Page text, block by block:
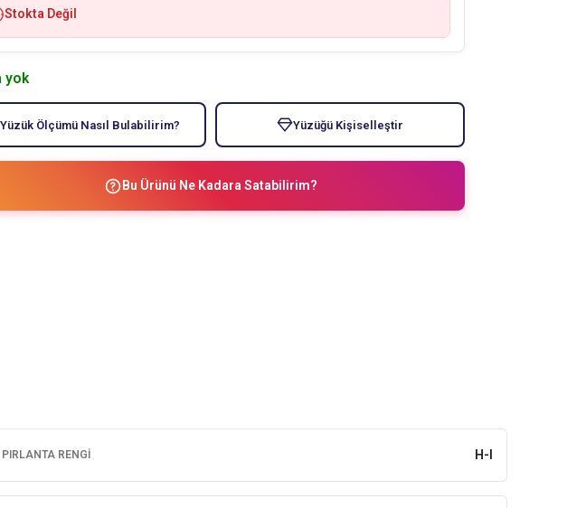
Stokta Değil
yok
Yüzük Ölçümü Nasıl Bulabilirim? Yüzüğü Kişiselleştir
Bu Ürünü Ne Kadara Satabilirim?
PIRLANTA RENGI H-I